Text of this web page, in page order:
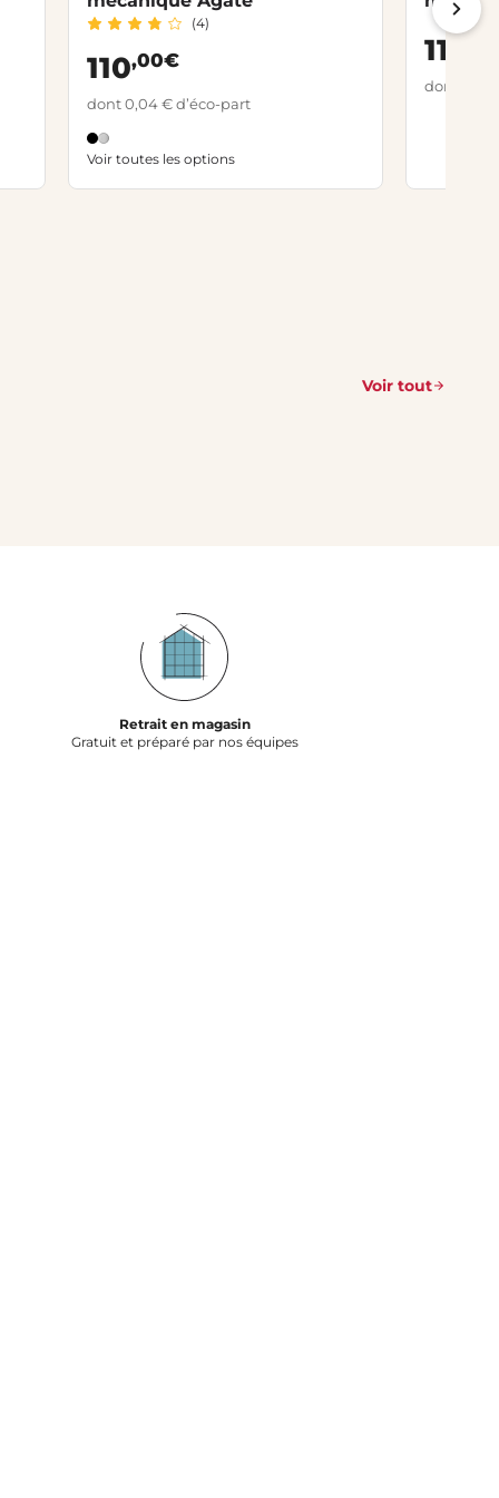
(4)
110,00€
dont 0,04 € d’éco-part
Voir toutes les options
114
dont 0,04
Voir tout
Retrait en magasin
Gratuit et préparé par nos équipes